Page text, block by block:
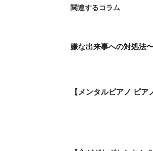
関連するコラム
嫌な出来事への対処法
【メンタルピアノ ピ